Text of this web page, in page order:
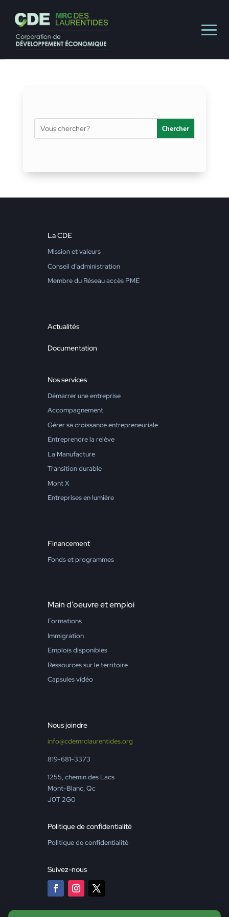
La CDE
Mission et valeurs
Conseil d’administration
Membre du Réseau accès PME
Actualités
Documentation
Nos services
Démarrer une entreprise
Accompagnement
Gérer sa croissance entrepreneuriale
Entreprendre la relève
La Manufacture
Transition durable
Mont X
Entreprises en lumière
Financement
Fonds et programmes
Main d’oeuvre et emploi
Formations
Immigration
Emplois disponibles
Ressources sur le territoire
Capsules vidéo
Nous joindre
info@cdemrclaurentides.org
819-681-3373
1255, chemin des Lacs
Mont-Blanc, Qc
J0T 2G0
Politique de confidentialité
Politique de confidentialité
Suivez-nous